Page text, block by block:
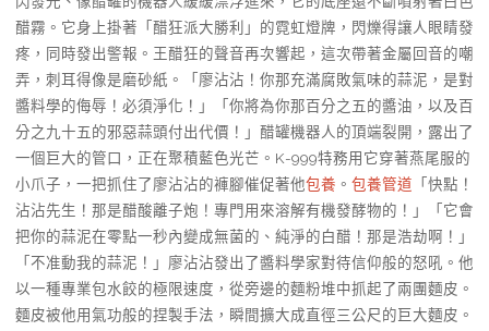
醋霧。它身上掛著「醋狂派大勝利」的霓虹燈牌，閃爍得讓人眼睛發
疼，同時發出警報。王醋狂的聲音再次響起，這次帶著金屬回音的嘲
弄，刺耳得像是磨砂紙。「廖沾沾！你那充滿腐敗氣味的蒜泥，是對
醬料學的侮辱！必須淨化！」「你將為你那百分之五的醬油，以及百
分之九十五的邪惡蒜頭付出代價！」醋罐機器人的頂端裂開，露出了
一個巨大的管口，正在聚積藍色光芒。K-999特務用它穿著燕尾服的
小爪子，一把抓住了廖沾沾的褲腳催促著他包養 。 包養管道 「快點！
沾沾先生！那是醋酸離子炮！專門用來溶解有機發酵物的！」「它會
把你的蒜泥在零點一秒內變成無菌的、純淨的白醋！那是浩劫啊！」
「不准動我的蒜泥！」廖沾沾發出了醬料學家對待信仰般的怒吼。他
以一種專業包水餃的極限速度，從旁邊的麵粉堆中抓起了兩團麵皮。
麵皮被他用氣功般的捏製手法，瞬間擴大成直徑三公尺的巨大麵皮。